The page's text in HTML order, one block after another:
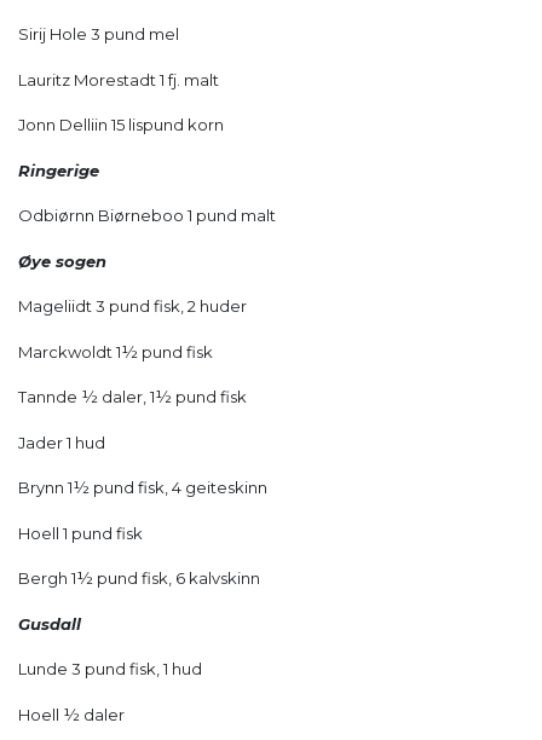
Sirij Hole 3 pund mel
Lauritz Morestadt 1 fj. malt
Jonn Delliin 15 lispund korn
Ringerige
Odbiørnn Biørneboo 1 pund malt
Øye sogen
Mageliidt 3 pund fisk, 2 huder
Marckwoldt 1½ pund fisk
Tannde ½ daler, 1½ pund fisk
Jader 1 hud
Brynn 1½ pund fisk, 4 geiteskinn
Hoell 1 pund fisk
Bergh 1½ pund fisk, 6 kalvskinn
Gusdall
Lunde 3 pund fisk, 1 hud
Hoell ½ daler